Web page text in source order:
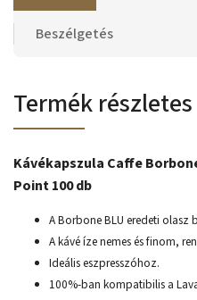
Beszélgetés
Termék
Kávékapszula Caffe
Point 100 db
A Borbone BLU eredeti olasz
A kávé íze nemes és finom,
Ideális eszpresszóhoz.
100%-ban kompatibilis a